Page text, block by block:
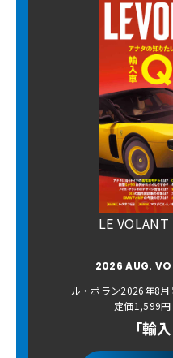
LE
2026 AUG.
ル・ボラン2026年8
定価1,599円
「輸